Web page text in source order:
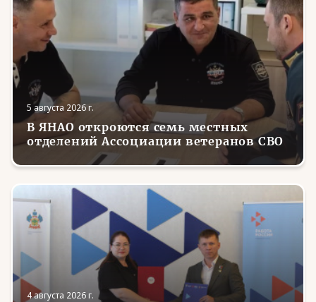
5 августа 2026 г.
В ЯНАО откроются семь местных
отделений Ассоциации ветеранов СВО
4 августа 2026 г.